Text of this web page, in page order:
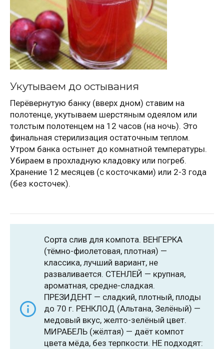
Укутываем до остывания
Перёвернутую банку (вверх дном) ставим на
полотенце, укутываем шерстяным одеялом или
толстым полотенцем на 12 часов (на ночь). Это
финальная стерилизация остаточным теплом.
Утром банка остынет до комнатной температуры.
Убираем в прохладную кладовку или погреб.
Хранение 12 месяцев (с косточками) или 2-3 года
(без косточек).
Сорта слив для компота. ВЕНГЕРКА
(тёмно-фиолетовая, плотная) —
классика, лучший вариант, не
разваливается. СТЕНЛЕЙ — крупная,
ароматная, средне-сладкая.
ПРЕЗИДЕНТ — сладкий, плотный, плоды
до 70 г. РЕНКЛОД (Альтана, Зелёный) —
медовый вкус, желто-зелёный цвет.
МИРАБЕЛЬ (жёлтая) — даёт компот
цвета мёда, без терпкости. НЕ подходят: